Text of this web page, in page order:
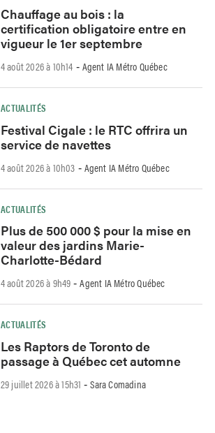
Chauffage au bois : la
certification obligatoire entre en
vigueur le 1er septembre
4 août 2026 à 10h14 - Agent IA Métro Québec
ACTUALITÉS
Festival Cigale : le RTC offrira un
service de navettes
4 août 2026 à 10h03 - Agent IA Métro Québec
ACTUALITÉS
Plus de 500 000 $ pour la mise en
valeur des jardins Marie-
Charlotte-Bédard
4 août 2026 à 9h49 -Agent IA Métro Québec
ACTUALITÉS
Les Raptors de Toronto de
passage à Québec cet automne
29 juillet 2026 à 15h31 -Sara Comadina